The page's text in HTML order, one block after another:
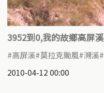
3952到0,我的故鄉高屏溪
高屏溪 莫拉克颱風 溯溪
2010-04-12 00:00